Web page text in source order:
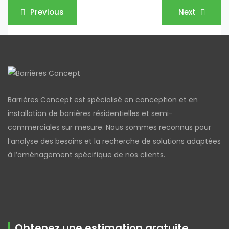
Navigation
de
Previous Next
Barrières Concept est spécialisé en conception et en
installation de barrières résidentielles et semi-
commerciales sur mesure. Nous sommes reconnus pour
l’analyse des besoins et la recherche de solutions adaptées
à l’aménagement spécifique de nos clients.